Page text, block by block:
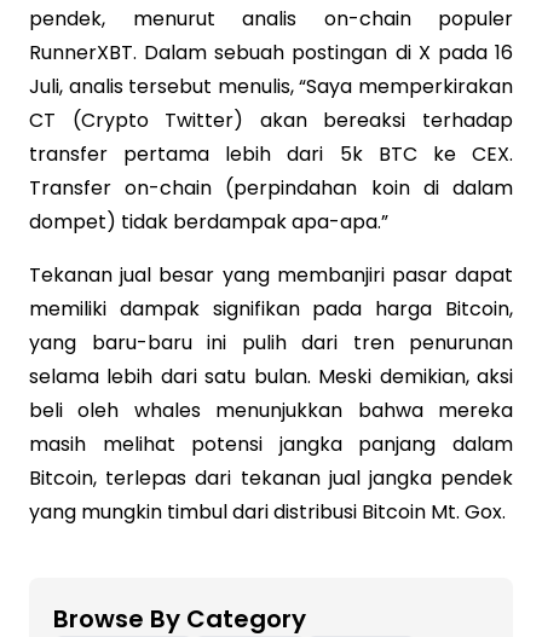
pendek, menurut analis on-chain populer
RunnerXBT. Dalam sebuah postingan di X pada 16
Juli, analis tersebut menulis, “Saya memperkirakan
CT (Crypto Twitter) akan bereaksi terhadap
transfer pertama lebih dari 5k BTC ke CEX.
Transfer on-chain (perpindahan koin di dalam
dompet) tidak berdampak apa-apa.”
Tekanan jual besar yang membanjiri pasar dapat
memiliki dampak signifikan pada harga Bitcoin,
yang baru-baru ini pulih dari tren penurunan
selama lebih dari satu bulan. Meski demikian, aksi
beli oleh whales menunjukkan bahwa mereka
masih melihat potensi jangka panjang dalam
Bitcoin, terlepas dari tekanan jual jangka pendek
yang mungkin timbul dari distribusi Bitcoin Mt. Gox.
Browse By Category